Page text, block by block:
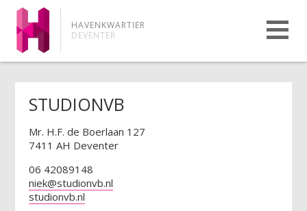
HAVENKWARTIER
DEVENTER
STUDIONVB
Mr. H.F. de Boerlaan 127
7411 AH Deventer
06 42089148
niek@studionvb.nl
studionvb.nl